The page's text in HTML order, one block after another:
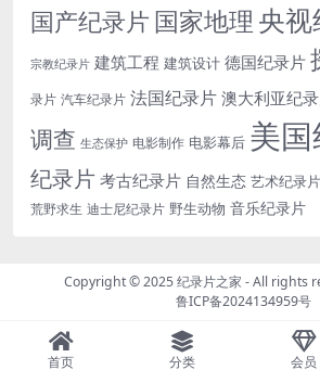
国产纪录片 国家地理 央
宗教纪录片 建筑工程 建筑设计 德国纪录片
录片 汽车纪录片 法国纪录片 澳大利亚纪
调查 生态保护 电影制作 电影幕后 美
纪录片考古纪录片 自然生态 艺术纪录片
荒野求生 迪士尼纪录片 野生动物 音乐纪录片
Copyright © 2025纪录片之家 - All rights
鲁ICP备2024134959号
首页 分类 会员